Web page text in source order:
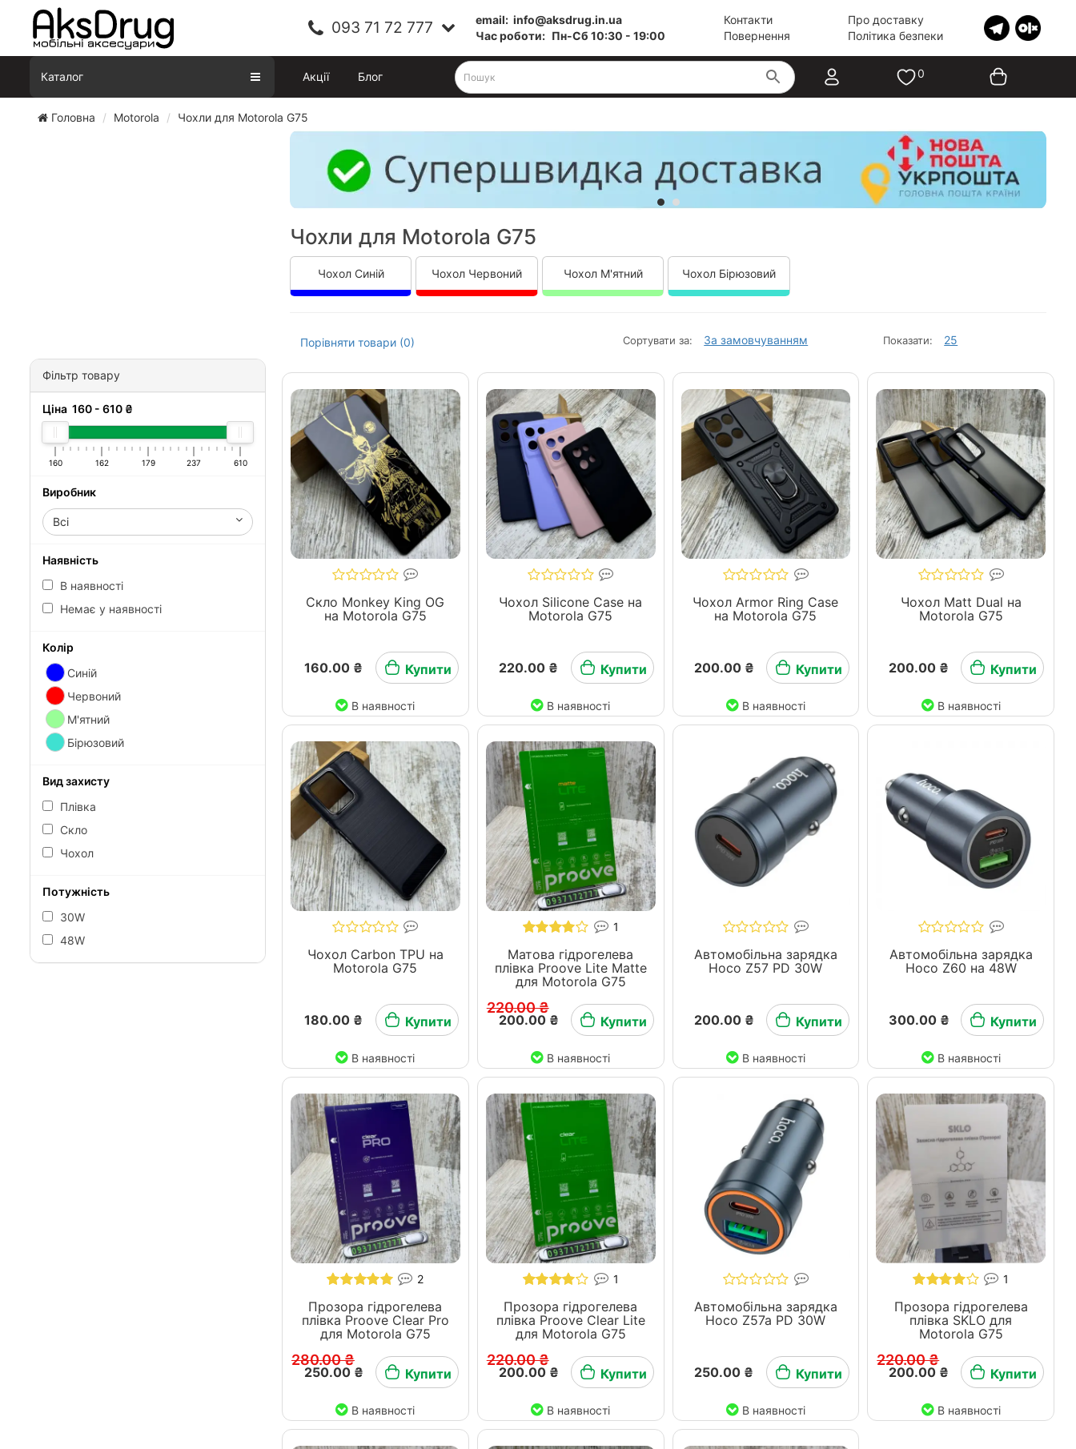
093 71 72 777 email: info@aksdrug.in.ua
Час роботи: Пн-Cб 10:30 - 19:00
Контакти
Повернення
Про доставку
Політика безпеки
Каталог Акції Блог 0
Головна Motorola Чохли для Motorola G75
Фільтр товару
Ціна 160 - 610 ₴
160 162 179 237 610
Виробник
Всі
Наявність
В наявності
Немає у наявності
Колір
Синій
Червоний
М'ятний
Бірюзовий
Вид захисту
Плівка
Скло
Чохол
Потужність
30W
48W
Чохли для Motorola G75
Чохол Синій Чохол Червоний Чохол М'ятний Чохол Бірюзовий
Порівняти товари (0) Сортувати за: За замовчуванням Показати: 25
Скло Monkey King OG
на Motorola G75
160.00 ₴ Купити
В наявності
Чохол Silicone Case на
Motorola G75
220.00 ₴ Купити
В наявності
Чохол Armor Ring Case
на Motorola G75
200.00 ₴ Купити
В наявності
Чохол Matt Dual на
Motorola G75
200.00 ₴ Купити
В наявності
Чохол Carbon TPU на
Motorola G75
180.00 ₴ Купити
В наявності
1
Матова гідрогелева
плівка Proove Lite Matte
для Motorola G75
220.00 ₴
200.00 ₴ Купити
В наявності
Автомобільна зарядка
Hoco Z57 PD 30W
200.00 ₴ Купити
В наявності
Автомобільна зарядка
Hoco Z60 на 48W
300.00 ₴ Купити
В наявності
2
Прозора гідрогелева
плівка Proove Clear Pro
для Motorola G75
280.00 ₴
250.00 ₴ Купити
В наявності
1
Прозора гідрогелева
плівка Proove Clear Lite
для Motorola G75
220.00 ₴
200.00 ₴ Купити
В наявності
Автомобільна зарядка
Hoco Z57a PD 30W
250.00 ₴ Купити
В наявності
1
Прозора гідрогелева
плівка SKLO для
Motorola G75
220.00 ₴
200.00 ₴ Купити
В наявності